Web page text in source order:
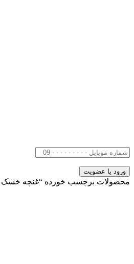
محصولات برچسب خورده “غنچه